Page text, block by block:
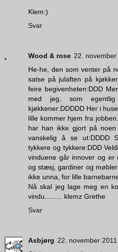
Klem:)
Svar
Wood & rose 22.
He-he, den som venter på
satse på julaften på
feire begivenheten:DDD
med jeg, som
kjøkkener:DDDDD Her i
lille kommer hjem fra
har han ikke gjort på
vanskelig å se ut:DDDD
tykkere og tykkere:DDD
vinduene går innover og er
og stæsj, gardiner og
ikke unna, for lille
Nå skal jeg lage meg en
vindu......... klemz Grethe
Svar
Asbjørg 22. november